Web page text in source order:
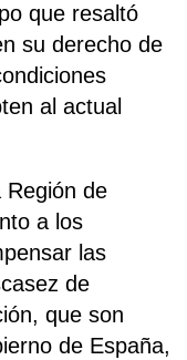
que resaltó
su derecho de
al actual
Región de
a los
las
de
que son
de España,